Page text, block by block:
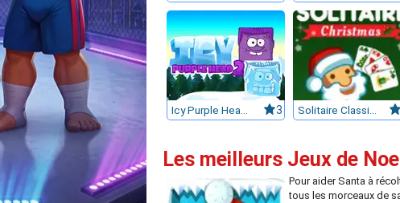
Icy Purple Head 2 3 Solitaire Classic Christmas
Les meilleurs Jeux de
Pour aider Santa à
tous les morceaux de